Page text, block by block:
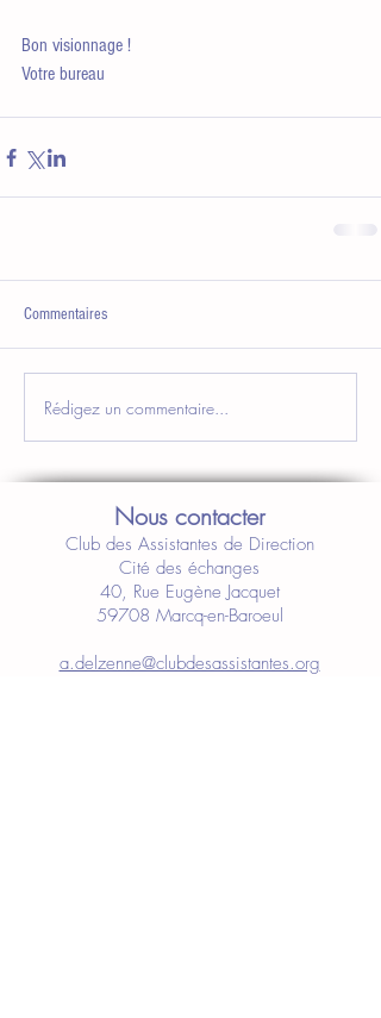
Bon visionnage !
Votre bureau
Commentaires
Rédigez un commentaire...
Nous contacter
Club des Assistantes de Direction
Cité des échanges
40, Rue Eugène Jacquet
59708 Marcq-en-Baroeul
a.delzenne@clubdesassistantes.org